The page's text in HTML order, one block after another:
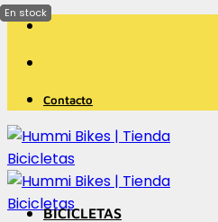
Saltar
contenido
Contacto
BICICLETAS